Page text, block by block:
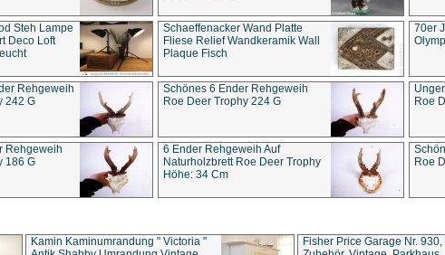
Steh Lampe
Deco Loft
Schaeffenacker Wand Platte
Fliese Relief Wandkeramik Wall
Plaque Fisch
70er
Rehgeweih
242 G
Schönes 6 Ender Rehgeweih
Roe Deer Trophy 224 G
Roe
Rehgeweih
186 G
6 Ender Rehgeweih Auf
Naturholzbrett Roe Deer Trophy
Höhe: 34 Cm
Roe
Kamin Kaminumrandung " Victoria "
Fisher Price Garage Nr.